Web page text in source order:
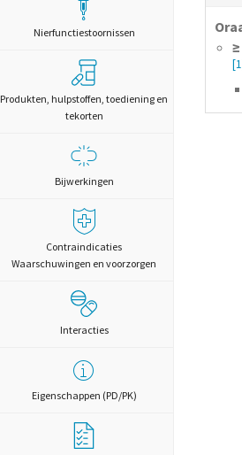
Nierfunctiestoornissen
Produkten, hulpstoffen, toediening en
tekorten
Bijwerkingen
Contraindicaties
Waarschuwingen en voorzorgen
Interacties
Eigenschappen (PD/PK)